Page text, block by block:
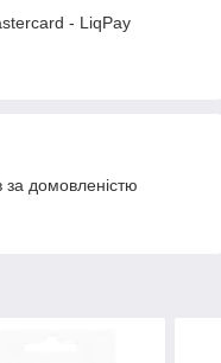
- LiqPay
домовленістю